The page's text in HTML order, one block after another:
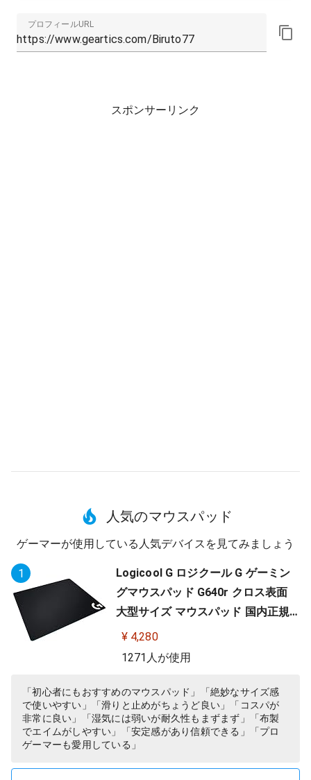
プロフィールURL
スポンサーリンク
人気のマウスパッド
ゲーマーが使用している人気デバイスを見てみましょう
1
Logicool G ロジクール G ゲーミン
グマウスパッド G640r クロス表面
大型サイズ マウスパッド 国内正規
品
¥ 4,280
1271人が使用
「初心者にもおすすめのマウスパッド」「絶妙なサイズ感
で使いやすい」「滑りと止めがちょうど良い」「コスパが
非常に良い」「湿気には弱いが耐久性もまずまず」「布製
でエイムがしやすい」「安定感があり信頼できる」「プロ
ゲーマーも愛用している」